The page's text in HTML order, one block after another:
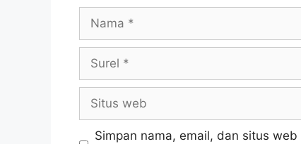
Simpan nama, email, dan situs